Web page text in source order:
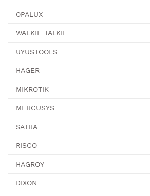
OPALUX
WALKIE TALKIE
UYUSTOOLS
HAGER
MIKROTIK
MERCUSYS
SATRA
RISCO
HAGROY
DIXON